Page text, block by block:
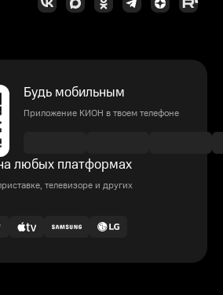
Будь мобильным
Приложение КИОН в твоем телефоне
любых платформах
телевизоре и других